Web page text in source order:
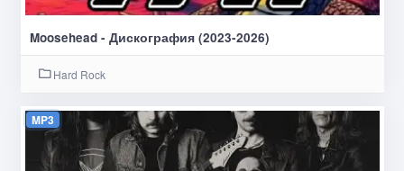
Moosehead - Дискография (2023-2026)
Hard Rock
MP3